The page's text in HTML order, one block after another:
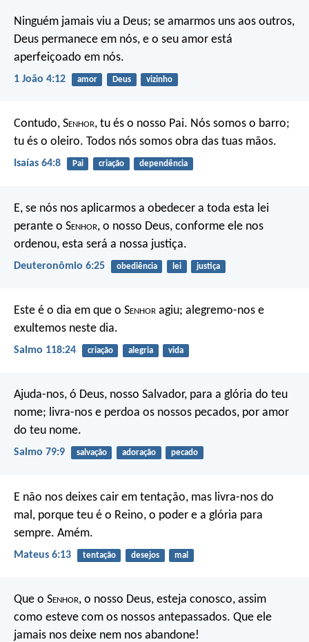
Ninguém jamais viu a Deus; se amarmos uns aos outros,
Deus permanece em nós, e o seu amor está
aperfeiçoado em nós.
1 João 4:12 amor Deus vizinho
Contudo, Senhor, tu és o nosso Pai. Nós somos o barro;
tu és o oleiro. Todos nós somos obra das tuas mãos.
Isaías 64:8 Pai criação dependência
E, se nós nos aplicarmos a obedecer a toda esta lei
perante o Senhor, o nosso Deus, conforme ele nos
ordenou, esta será a nossa justiça.
Deuteronômio 6:25 obediência lei justiça
Este é o dia em que o Senhor agiu; alegremo-nos e
exultemos neste dia.
Salmo 118:24 criação alegria vida
Ajuda-nos, ó Deus, nosso Salvador, para a glória do teu
nome; livra-nos e perdoa os nossos pecados, por amor
do teu nome.
Salmo 79:9 salvação adoração pecado
E não nos deixes cair em tentação, mas livra-nos do
mal, porque teu é o Reino, o poder e a glória para
sempre. Amém.
Mateus 6:13 tentação desejos mal
Que o Senhor, o nosso Deus, esteja conosco, assim
como esteve com os nossos antepassados. Que ele
jamais nos deixe nem nos abandone!